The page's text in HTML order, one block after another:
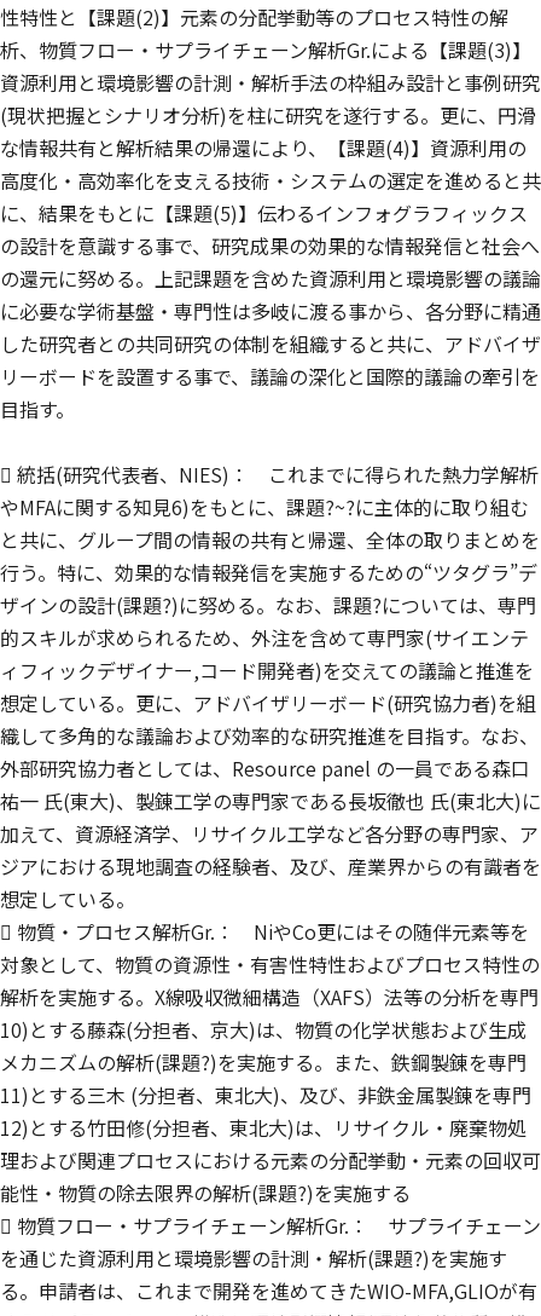
性特性と【課題(2)】元素の分配挙動等のプロセス特性の解
析、物質フロー・サプライチェーン解析Gr.による【課題(3)】
資源利用と環境影響の計測・解析手法の枠組み設計と事例研究
(現状把握とシナリオ分析)を柱に研究を遂行する。更に、円滑
な情報共有と解析結果の帰還により、【課題(4)】資源利用の
高度化・高効率化を支える技術・システムの選定を進めると共
に、結果をもとに【課題(5)】伝わるインフォグラフィックス
の設計を意識する事で、研究成果の効果的な情報発信と社会へ
の還元に努める。上記課題を含めた資源利用と環境影響の議論
に必要な学術基盤・専門性は多岐に渡る事から、各分野に精通
した研究者との共同研究の体制を組織すると共に、アドバイザ
リーボードを設置する事で、議論の深化と国際的議論の牽引を
目指す。
 統括(研究代表者、NIES)： これまでに得られた熱力学解析
やMFAに関する知見6)をもとに、課題?~?に主体的に取り組む
と共に、グループ間の情報の共有と帰還、全体の取りまとめを
行う。特に、効果的な情報発信を実施するための“ツタグラ”デ
ザインの設計(課題?)に努める。なお、課題?については、専門
的スキルが求められるため、外注を含めて専門家(サイエンテ
ィフィックデザイナー,コード開発者)を交えての議論と推進を
想定している。更に、アドバイザリーボード(研究協力者)を組
織して多角的な議論および効率的な研究推進を目指す。なお、
外部研究協力者としては、Resource panel の一員である森口
祐一 氏(東大)、製錬工学の専門家である長坂徹也 氏(東北大)に
加えて、資源経済学、リサイクル工学など各分野の専門家、ア
ジアにおける現地調査の経験者、及び、産業界からの有識者を
想定している。
 物質・プロセス解析Gr.： NiやCo更にはその随伴元素等を
対象として、物質の資源性・有害性特性およびプロセス特性の
解析を実施する。X線吸収微細構造（XAFS）法等の分析を専門
10)とする藤森(分担者、京大)は、物質の化学状態および生成
メカニズムの解析(課題?)を実施する。また、鉄鋼製錬を専門
11)とする三木 (分担者、東北大)、及び、非鉄金属製錬を専門
12)とする竹田修(分担者、東北大)は、リサイクル・廃棄物処
理および関連プロセスにおける元素の分配挙動・元素の回収可
能性・物質の除去限界の解析(課題?)を実施する
 物質フロー・サプライチェーン解析Gr.： サプライチェーン
を通じた資源利用と環境影響の計測・解析(課題?)を実施す
る。申請者は、これまで開発を進めてきたWIO-MFA,GLIOが有